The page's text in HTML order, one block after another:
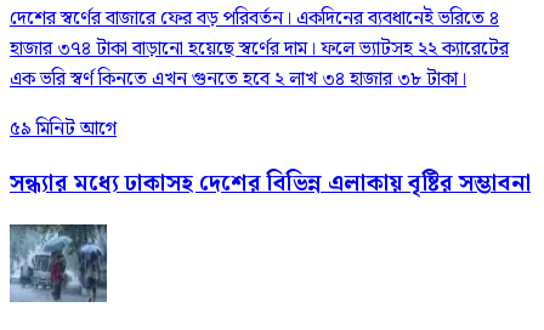
দেশের স্বর্ণের বাজারে ফের বড় পরিবর্তন। একদিনের ব্যবধানেই ভরিতে ৪
হাজার ৩৭৪ টাকা বাড়ানো হয়েছে স্বর্ণের দাম। ফলে ভ্যাটসহ ২২ ক্যারেটের
এক ভরি স্বর্ণ কিনতে এখন গুনতে হবে ২ লাখ ৩৪ হাজার ৩৮ টাকা।
৫৯ মিনিট আগে
সন্ধ্যার মধ্যে ঢাকাসহ দেশের বিভিন্ন এলাকায় বৃষ্টির সম্ভাবনা